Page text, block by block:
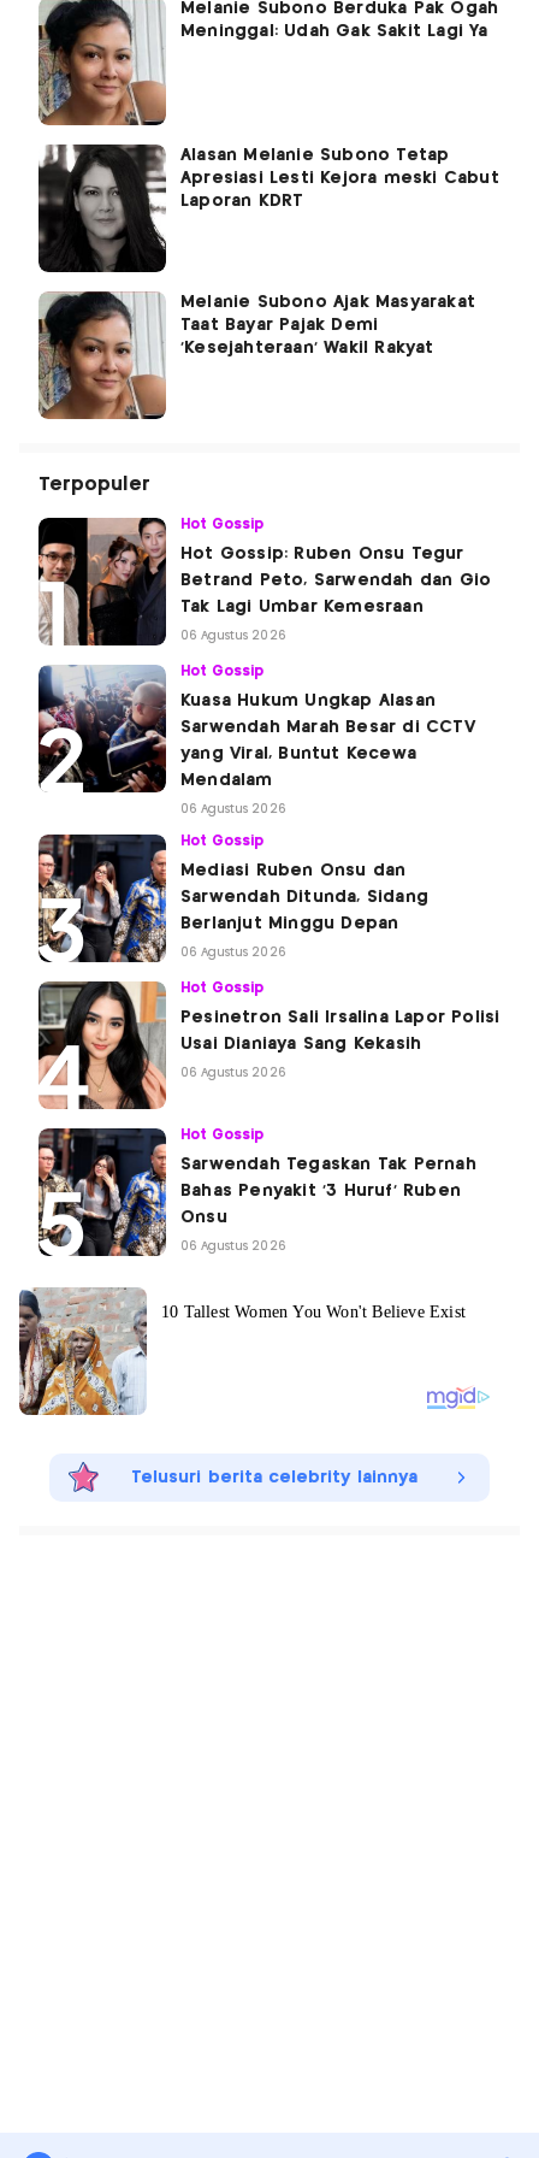
Melanie Subono Berduka Pak Ogah
Meninggal: Udah Gak Sakit Lagi Ya
Alasan Melanie Subono Tetap
Apresiasi Lesti Kejora meski Cabut
Laporan KDRT
Melanie Subono Ajak Masyarakat
Taat Bayar Pajak Demi
'Kesejahteraan' Wakil Rakyat
Terpopuler
Hot Gossip
Hot Gossip: Ruben Onsu Tegur
Betrand Peto, Sarwendah dan Gio
Tak Lagi Umbar Kemesraan
06 Agustus 2026
Hot Gossip
Kuasa Hukum Ungkap Alasan
Sarwendah Marah Besar di CCTV
yang Viral, Buntut Kecewa
Mendalam
06 Agustus 2026
Hot Gossip
Mediasi Ruben Onsu dan
Sarwendah Ditunda, Sidang
Berlanjut Minggu Depan
06 Agustus 2026
Hot Gossip
Pesinetron Sali Irsalina Lapor Polisi
Usai Dianiaya Sang Kekasih
06 Agustus 2026
Hot Gossip
Sarwendah Tegaskan Tak Pernah
Bahas Penyakit '3 Huruf' Ruben
Onsu
06 Agustus 2026
Telusuri berita celebrity lainnya